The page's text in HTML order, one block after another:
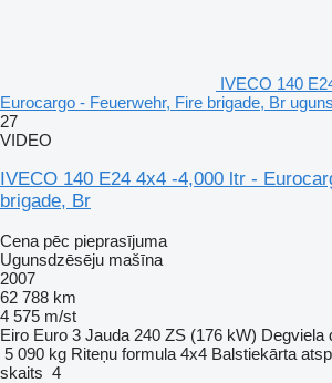
IVECO 140
Eurocargo - Feuerwehr, Fire brigade, Br
27
VIDEO
IVECO 140 E24 4x4 -4,000 ltr -
brigade, Br
Cena pēc pieprasījuma
Ugunsdzēsēju mašīna
2007
62 788 km
4 575 m/st
Eiro Euro 3 Jauda 240 ZS (176 kW) Degviela
5 090 kg Riteņu formula 4x4 Balstiekārta
skaits 4